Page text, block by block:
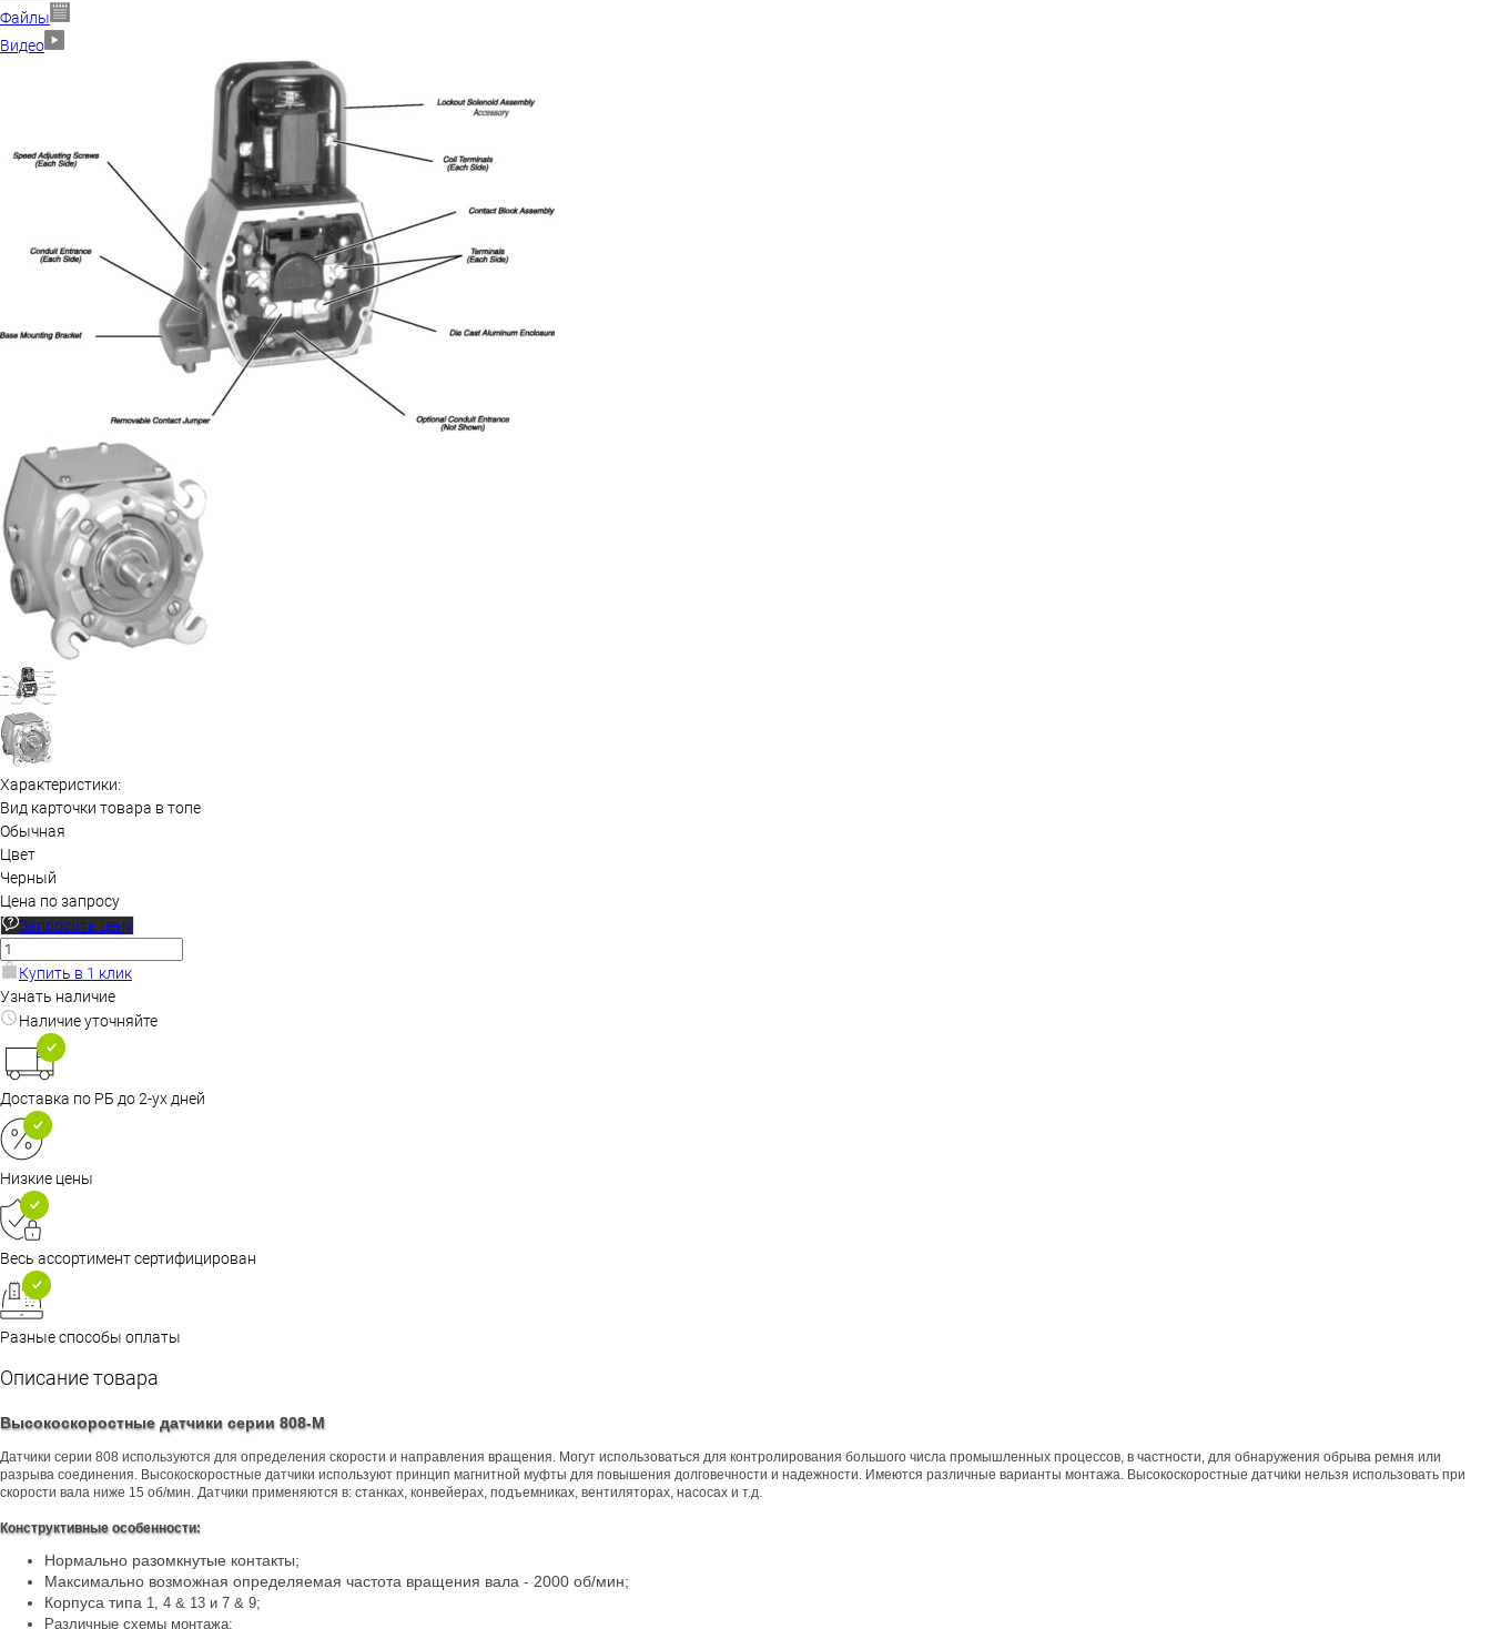
Файлы
Видео
Характеристики:
Вид карточки товара в топе
Обычная
Цвет
Черный
Цена по запросу
Запросить цену
Купить в 1 клик
Узнать наличие
Наличие уточняйте
Доставка по РБ до 2-ух дней
Низкие цены
Весь ассортимент сертифицирован
Разные способы оплаты
Описание товара
Высокоскоростные датчики серии 808-M
Датчики серии 808 используются для определения скорости и направления вращения. Могут использоваться для контролирования большого числа промышленных процессов, в частности, для обнаружения обрыва ремня или
разрыва соединения. Высокоскоростные датчики используют принцип магнитной муфты для повышения долговечности и надежности. Имеются различные варианты монтажа. Высокоскоростные датчики нельзя использовать при
скорости вала ниже 15 об/мин. Датчики применяются в: станках, конвейерах, подъемниках, вентиляторах, насосах и т.д.
Конструктивные особенности:
Нормально разомкнутые контакты;
Максимально возможная определяемая частота вращения вала - 2000 об/мин;
Корпуса типа 1, 4 & 13 и 7 & 9;
Различные схемы монтажа;